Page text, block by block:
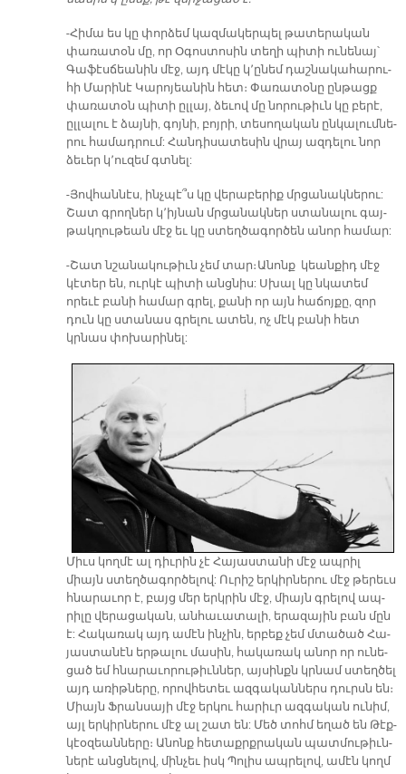
-Հի­մա ես կը փոր­ձեմ կազ­մա­կեր­պել թա­տե­րա­կան
փա­ռա­տօն մը, որ Օ­գոս­տոսին տեղի պիտի ունենայ՝
Գա­ֆէս­ճեա­նին մէջ, այդ մէ­կը կ՚ը­նեմ դաշ­նա­կա­հա­րու­
հի Մա­րի­նէ Կա­րո­յեա­նին հետ։ Փա­ռա­տօ­նը ըն­թացք
փա­ռա­տօն պի­տի ըլ­լայ, ձե­ւով մը նո­րու­թիւն կը բե­րէ,
ըլ­լա­լու է ձայ­նի, գոյ­նի, բոյ­րի, տե­սո­ղա­կան ըն­կա­լում­նե­
րու հա­մադ­րում: Հան­դի­սա­տե­սին վրայ ազ­դե­լու նոր
ձե­ւեր կ՚ու­զեմ գտնել:
-Յով­հան­նէս, ինչ­պէ՞ս կը վե­րա­բե­րիք մրցա­նակ­նե­րու:
Շատ գրող­ներ կ՚իյ­նան մրցա­նակ­ներ ստա­նա­լու գայ­
թակ­ղու­թեան մէջ եւ կը ստեղ­ծա­գոր­ծեն ա­նոր հա­մար:
-Շատ նշա­նա­կու­թիւն չեմ տար։ Ա­նոնք կեան­քիդ մէջ
կէ­տեր են, ուրկէ պի­տի անց­նիս: Սխալ կը նկա­տեմ
որեւէ բա­նի հա­մար գրել, քա­նի որ այն հա­ճոյ­քը, զոր
դուն կը ստա­նաս գրե­լու ա­տեն, ոչ մէկ բա­նի հետ
կրնաս փո­խա­րի­նել:
Միւս կող­մէ ալ դիւ­րին չէ Հա­յաս­տա­նի մէջ ապ­րիլ
միայն ստեղ­ծա­գոր­ծե­լով: Ու­րիշ եր­կիր­նե­րու մէջ թե­րեւս
հնա­րա­ւոր է, բայց մեր երկ­րին մէջ, միայն գրե­լով ապ­
րի­լը վե­րա­ցա­կան, ան­հա­ւա­տա­լի, ե­րա­զա­յին բան մըն
է: Հա­կա­ռակ այդ ա­մէն ին­չին, եր­բեք չեմ մտա­ծած Հա­
յաս­տա­նէն եր­թա­լու մա­սին, հակառակ անոր որ ու­նե­
ցած եմ հնա­րա­ւո­րու­թիւն­ներ, այ­սինքն կրնամ ստեղ­ծել
այդ ա­ռիթ­նե­րը, ո­րովհետեւ ազ­գա­կան­ներս դուրսն են։
Միայն Ֆրան­սա­յի մէջ երկու հարիւր ազ­գա­կան ու­նիմ,
այլ եր­կիր­նե­րու մէջ ալ շատ են: Մեծ տոհմ ե­ղած են Թէք­
կէօ­զեան­նե­րը։ Անոնք հե­տաքրքրա­կան պատ­մու­թիւն­
նե­րէ անց­նե­լով, մին­չե­ւ իսկ Պո­լիս ապ­րե­լով, ա­մէն կողմ